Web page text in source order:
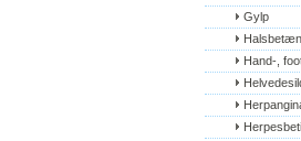
Gylp
Hand-,